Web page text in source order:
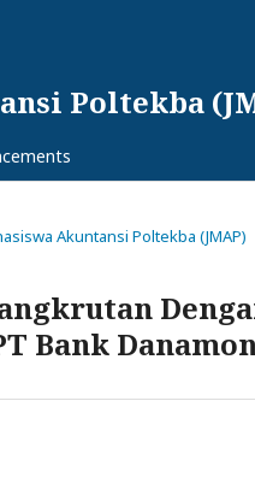
Poltekba
Akuntansi Poltekba (JMAP)
Bank